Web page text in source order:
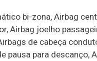
bi-zona, Airbag
Airbag joelho
de cabeça
para descanço,